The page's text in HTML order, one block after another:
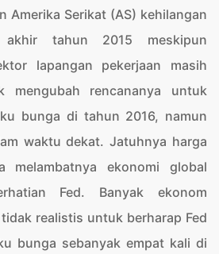
Amerika Serikat (AS) kehilangan
akhir tahun 2015 meskipun
lapangan pekerjaan masih
mengubah rencananya untuk
bunga di tahun 2016, namun
waktu dekat. Jatuhnya harga
melambatnya ekonomi global
Fed. Banyak ekonom
realistis untuk berharap Fed
bunga sebanyak empat kali di